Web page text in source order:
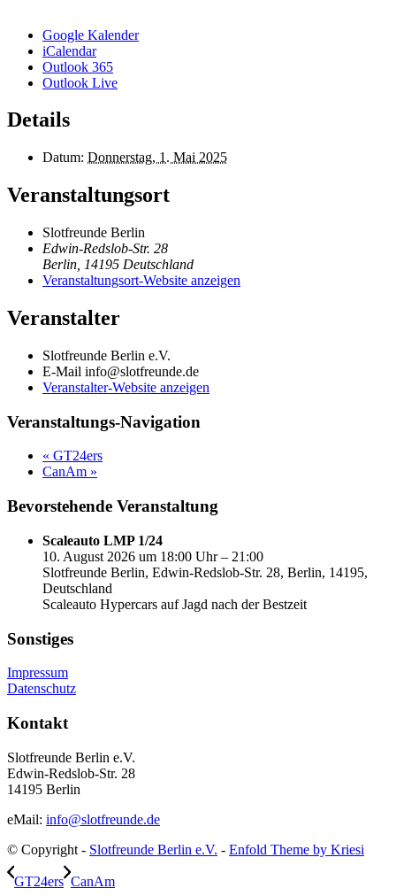
Google Kalender
iCalendar
Outlook 365
Outlook Live
Details
Datum: Donnerstag, 1. Mai 2025
Veranstaltungsort
Slotfreunde Berlin
Edwin-Redslob-Str. 28
Berlin 14195 Deutschland
Veranstaltungsort-Website anzeigen
Veranstalter
Slotfreunde Berlin e.V.
E-Mail info@slotfreunde.de
Veranstalter-Website anzeigen
Veranstaltungs-Navigation
« GT24ers
CanAm »
Bevorstehende Veranstaltung
Scaleauto LMP 1/24
10. August 2026 um 18:00 Uhr – 21:00
Slotfreunde Berlin, Edwin-Redslob-Str. 28, Berlin, 14195,
Deutschland
Scaleauto Hypercars auf Jagd nach der Bestzeit
Sonstiges
Impressum
Datenschutz
Kontakt
Slotfreunde Berlin e.V.
Edwin-Redslob-Str. 28
14195 Berlin
eMail: info@slotfreunde.de
© Copyright - Slotfreunde Berlin e.V. - Enfold Theme by Kriesi
GT24ers CanAm